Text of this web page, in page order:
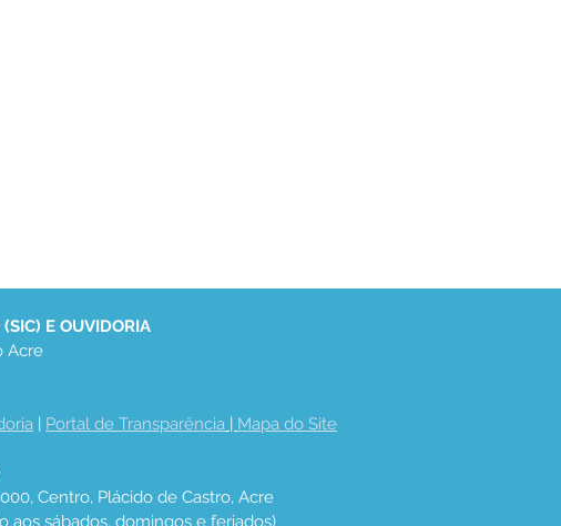
E OUVIDORIA
Acre
| Portal de Transparência | Mapa do Site
Centro, Plácido de Castro, Acre
aos sábados, domingos e feriados)